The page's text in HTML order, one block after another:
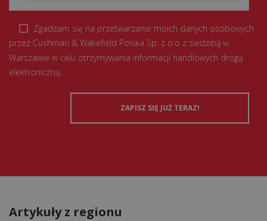
Zgadzam się na przetwarzanie moich danych osobowych
przez Cushman & Wakefield Polska Sp. z o.o z siedzibą w
Warszawie w celu otrzymywania informacji handlowych drogą
elektroniczną.
Artykuły z regionu